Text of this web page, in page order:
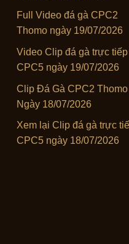
Full Video đá gà CPC2
Thomo ngày 19/07/2026
Video Clip đá gà trực tiếp
CPC5 ngày 19/07/2026
Clip Đá Gà CPC2 Thomo
Ngày 18/07/2026
Xem lại Clip đá gà trực
CPC5 ngày 18/07/2026